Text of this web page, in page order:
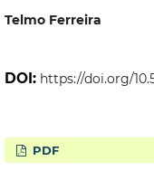
Telmo Ferreira
DOI: https://doi.org/
PDF